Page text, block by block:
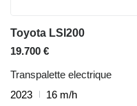
Toyota LSI200
19.700 €
Transpalette electrique
2023
16 m/h